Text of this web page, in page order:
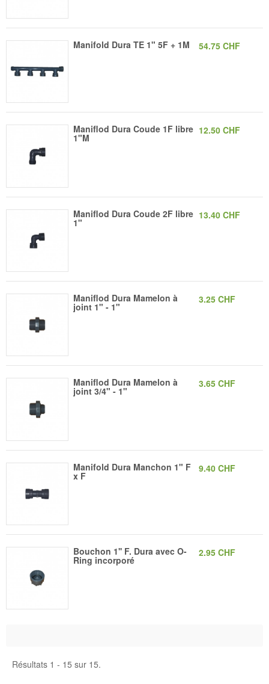
Manifold Dura TE 1" 5F + 1M 54.75 CHF
Maniflod Dura Coude 1F libre
1"M
12.50 CHF
Maniflod Dura Coude 2F libre
1"
13.40 CHF
Maniflod Dura Mamelon à
joint 1" - 1"
3.25 CHF
Maniflod Dura Mamelon à
joint 3/4" - 1"
3.65 CHF
Manifold Dura Manchon 1" F
x F
9.40 CHF
Bouchon 1'' F. Dura avec O-
Ring incorporé
2.95 CHF
Résultats 1 - 15 sur 15.